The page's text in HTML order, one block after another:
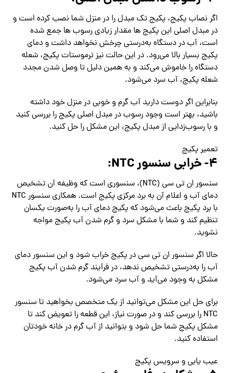
اگر نصاب پکیج، پکیج تک مبدل را در منزل شما نصب کرده است و
در مبدل اصلی این پکیج ها مقدار زیادی رسوب ها جمع شده
است، آب در دستگاه به‌درستی چرخش نخواهد داشت و دمای
پکیج بسیار بالا می‌رود. در این حالت نیز ترموستات پکیج، شعله
دستگاه را خاموش می‌کند و به همین دلیل تا وصل شدن مجدد
شعله پکیج، آب سرد می‌شود.
بنابراین اگر دوست دارید آب گرم و خوبی در منزل خود داشته
باشید، بهتر است وجود رسوب در مبدل اصلی پکیج را بررسی کنید
و با رسوب‌زدایی از مبدل پکیج، این مشکل را حل کنید.
تعمیر پکیج
4- خرابی سنسور NTC:
سنسور ان تی سی (NTC)، سنسوری است که وظیفه آن تشخیص
دمای آب و اعلام آن به برد مرکزی پکیج است. همکاری سنسور NTC
با برد پکیج باعث می‌شود که پکیج دمای آب را به‌صورت یکسان
تنظیم کند و شما با مشکل سرد و گرم شدن آب پکیج مواجه
نشوید.
حالا اگر سنسور ان تی سی در پکیج خراب شود و این سنسور دمای
آب را به‌درستی تشخیص ندهد، در فرآیند گرم شدن آب پکیج
مشکل به وجود می‌آید و آب سرد می‌شود.
برای حل این مشکل می‌توانید از یک متخصص بخواهید تا سنسور
NTC را بررسی کند و در صورت نیاز، این قطعه را تعویض کند تا
مشکل پکیج شما حل شود و بتوانید از آب گرم در خانه خودتان
استفاده کنید.
عیب یابی و سرویس پکیج